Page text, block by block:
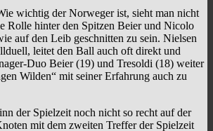
wichtig der Norweger ist, sieht man nicht
Rolle hinter den Spitzen Beier und Nicolo
auf den Leib geschnitten zu sein. Nielsen
leitet den Ball auch oft direkt und
Duo Beier (19) und Tresoldi (18) weiter
Wilden“ mit seiner Erfahrung auch zu
der Spielzeit noch nicht so recht auf der
mit dem zweiten Treffer der Spielzeit